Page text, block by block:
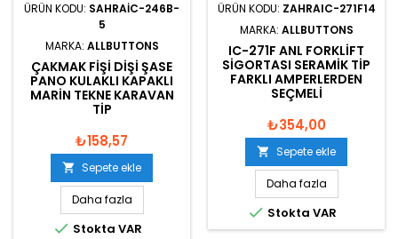
ÜRÜN KODU: SAHRAIC-246B-
5
MARKA: ALLBUTTONS
ÇAKMAK FIŞI DIŞI ŞASE
PANO KULAKLI KAPAKLI
MARIN TEKNE KARAVAN
TIP
₺158,57
 Sepete ekle
Daha fazla
 Stokta VAR
ÜRÜN KODU: ZAHRAIC-271F14
MARKA: ALLBUTTONS
IC-271F ANL FORKLIFT
SIGORTASI SERAMIK TIP
FARKLI AMPERLERDEN
SEÇMELI
₺354,00
 Sepete ekle
Daha fazla
 Stokta VAR